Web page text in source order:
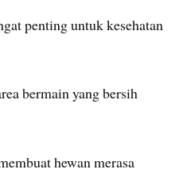
penting untuk kesehatan
bermain yang bersih
hewan merasa